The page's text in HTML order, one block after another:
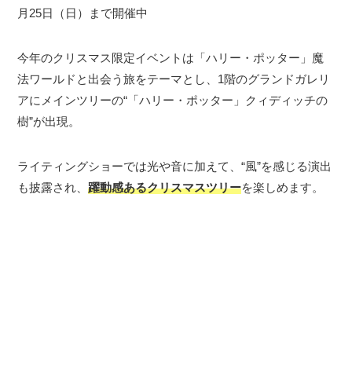
月25日（日）まで開催中
今年のクリスマス限定イベントは「ハリー・ポッター」魔
法ワールドと出会う旅をテーマとし、1階のグランドガレリ
アにメインツリーの“「ハリー・ポッター」クィディッチの
樹”が出現。
ライティングショーでは光や音に加えて、“風”を感じる演出
も披露され、躍動感あるクリスマスツリーを楽しめます。